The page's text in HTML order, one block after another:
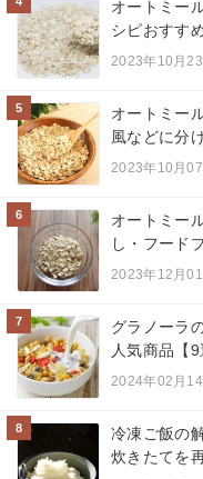
オートミー
シピおすす
2023年10月23
5
オートミー
風などに分
2023年10月07
6
オートミー
し・フード
2023年12月01
7
グラノーラ
人気商品【9
2024年02月14
8
冷凍ご飯の
炊きたてを